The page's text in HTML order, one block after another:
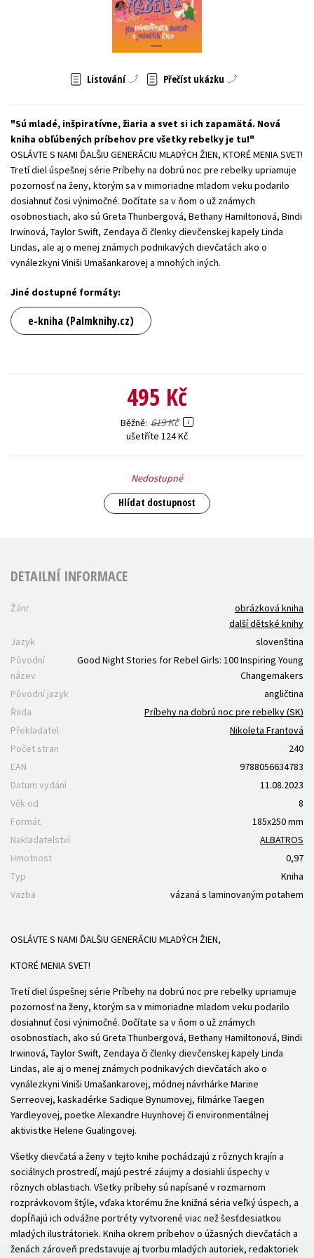
Zahraniční literatura
Všechny tituly
Listování Přečíst ukázku
Sú mladé, inšpiratívne, žiaria a svet si ich zapamätá. Nová
kniha obľúbených príbehov pre všetky rebelky je tu!
OSLÁVTE S NAMI ĎALŠIU GENERÁCIU MLADÝCH ŽIEN, KTORÉ MENIA SVET!
Tretí diel úspešnej série Príbehy na dobrú noc pre rebelky upriamuje
pozornosť na ženy, ktorým sa v mimoriadne mladom veku podarilo
dosiahnuť čosi výnimočné. Dočítate sa v ňom o už známych
osobnostiach, ako sú Greta Thunbergová, Bethany Hamiltonová, Bindi
Irwinová, Taylor Swift, Zendaya či členky dievčenskej kapely Linda
Lindas, ale aj o menej známych podnikavých dievčatách ako o
vynálezkyni Viniši Umašankarovej a mnohých iných.
Jiné dostupné formáty:
e-kniha (Palmknihy.cz)
495 Kč
Běžně 619 Kč
ušetříte 124 Kč
Nedostupné
Hlídat dostupnost
DETAILNÍ INFORMACE
Žánr
obrázková kniha
další dětské knihy
Jazyk
slovenština
Původní
název
Good Night Stories for Rebel Girls: 100 Inspiring Young
Changemakers
Původní jazyk
angličtina
Řada
Príbehy na dobrú noc pre rebelky (SK)
Překladatel
Nikoleta Frantová
Počet stran
240
EAN
9788056634783
Datum vydání
11.08.2023
Věk od
8
Formát
185x250 mm
Nakladatelství
ALBATROS
Hmotnost
0,97
Typ
Kniha
Vazba
vázaná s laminovaným potahem
OSLÁVTE S NAMI ĎALŠIU GENERÁCIU MLADÝCH ŽIEN,
KTORÉ MENIA SVET!
Tretí diel úspešnej série Príbehy na dobrú noc pre rebelky upriamuje
pozornosť na ženy, ktorým sa v mimoriadne mladom veku podarilo
dosiahnuť čosi výnimočné. Dočítate sa v ňom o už známych
osobnostiach, ako sú Greta Thunbergová, Bethany Hamiltonová, Bindi
Irwinová, Taylor Swift, Zendaya či členky dievčenskej kapely Linda
Lindas, ale aj o menej známych podnikavých dievčatách ako o
vynálezkyni Viniši Umašankarovej, módnej návrhárke Marine
Serreovej, kaskadérke Sadique Bynumovej, filmárke Taegen
Yardleyovej, poetke Alexandre Huynhovej či environmentálnej
aktivistke Helene Gualingovej.
Všetky dievčatá a ženy v tejto knihe pochádzajú z rôznych krajín a
sociálnych prostredí, majú pestré záujmy a dosiahli úspechy v
rôznych oblastiach. Všetky príbehy sú napísané v rozmarnom
rozprávkovom štýle, vďaka ktorému žne knižná séria veľký úspech, a
dopĺňajú ich odvážne portréty vytvorené viac než šesťdesiatkou
mladých ilustrátoriek. Kniha okrem príbehov o úžasných dievčatách a
ženách zároveň predstavuje aj tvorbu mladých autoriek, redaktoriek